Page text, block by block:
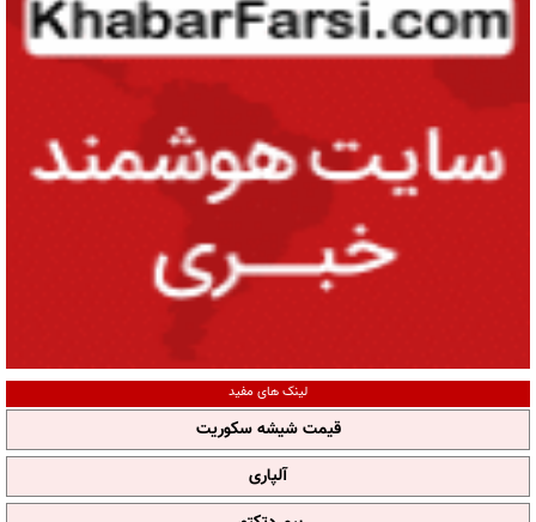
لینک های مفید
قیمت شیشه سکوریت
آلپاری